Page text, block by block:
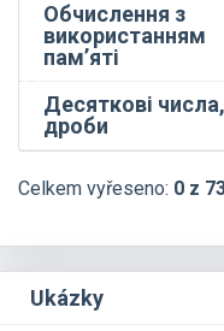
Обчислення з
використанням
пам’яті
Десяткові числа,
дроби
Celkem vyřeseno: 0 z
Ukázky